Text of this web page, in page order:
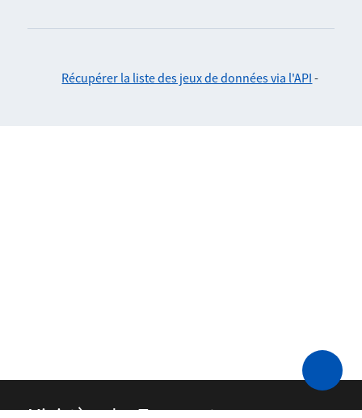
Récupérer la liste des jeux de données via l'API -